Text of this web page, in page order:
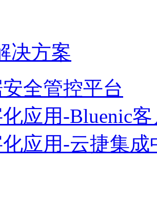
决方案
全管控平台
应用-Bluenic
应用-云捷集成